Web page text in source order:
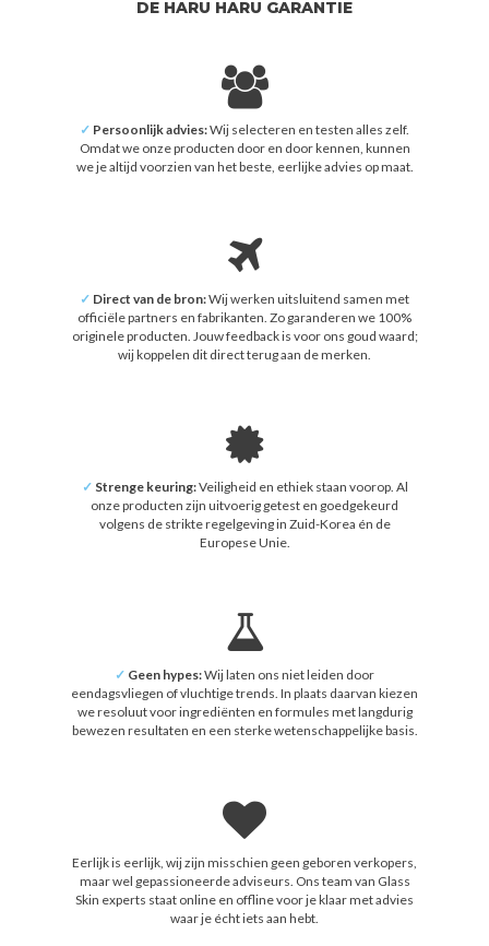
DE HARU HARU GARANTIE
✓ Persoonlijk advies:Wij selecteren en testen alles zelf.
Omdat we onze producten door en door kennen, kunnen
we je altijd voorzien van het beste, eerlijke advies op maat.
✓ Direct van de bron:Wij werken uitsluitend samen met
officiële partners en fabrikanten. Zo garanderen we 100%
originele producten. Jouw feedback is voor ons goud waard;
wij koppelen dit direct terug aan de merken.
✓ Strenge keuring:Veiligheid en ethiek staan voorop. Al
onze producten zijn uitvoerig getest en goedgekeurd
volgens de strikte regelgeving in Zuid-Korea én de
Europese Unie.
✓ Geen hypes:Wij laten ons niet leiden door
eendagsvliegen of vluchtige trends. In plaats daarvan kiezen
we resoluut voor ingrediënten en formules met langdurig
bewezen resultaten en een sterke wetenschappelijke basis.
Eerlijk is eerlijk, wij zijn misschien geen geboren verkopers,
maar wel gepassioneerde adviseurs. Ons team van Glass
Skin experts staat online en offline voor je klaar met advies
waar je écht iets aan hebt.